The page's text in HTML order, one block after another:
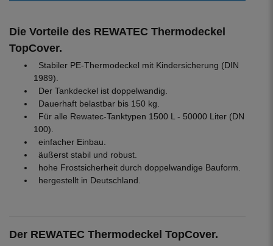
Die Vorteile des REWATEC Thermodeckel
TopCover.
Stabiler PE-Thermodeckel mit Kindersicherung (DIN
1989).
Der Tankdeckel ist doppelwandig.
Dauerhaft belastbar bis 150 kg.
Für alle Rewatec-Tanktypen 1500 L - 50000 Liter (DN
100).
einfacher Einbau.
äußerst stabil und robust.
hohe Frostsicherheit durch doppelwandige Bauform.
hergestellt in Deutschland.
Der REWATEC Thermodeckel TopCover.